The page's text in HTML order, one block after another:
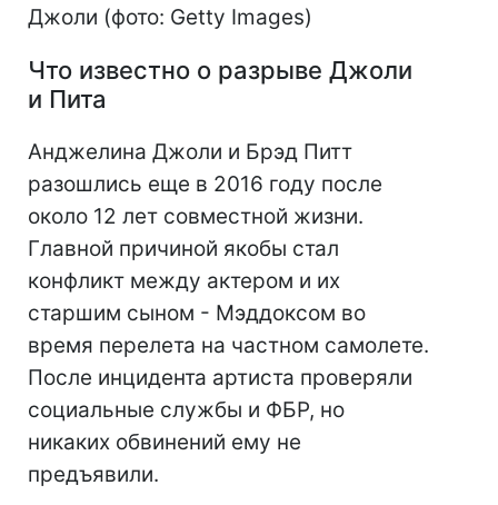
Джоли (фото: Getty Images)
Что известно о разрыве Джоли
и Пита
Анджелина Джоли и Брэд Питт
разошлись еще в 2016 году после
около 12 лет совместной жизни.
Главной причиной якобы стал
конфликт между актером и их
старшим сыном - Мэддоксом во
время перелета на частном самолете.
После инцидента артиста проверяли
социальные службы и ФБР, но
никаких обвинений ему не
предъявили.